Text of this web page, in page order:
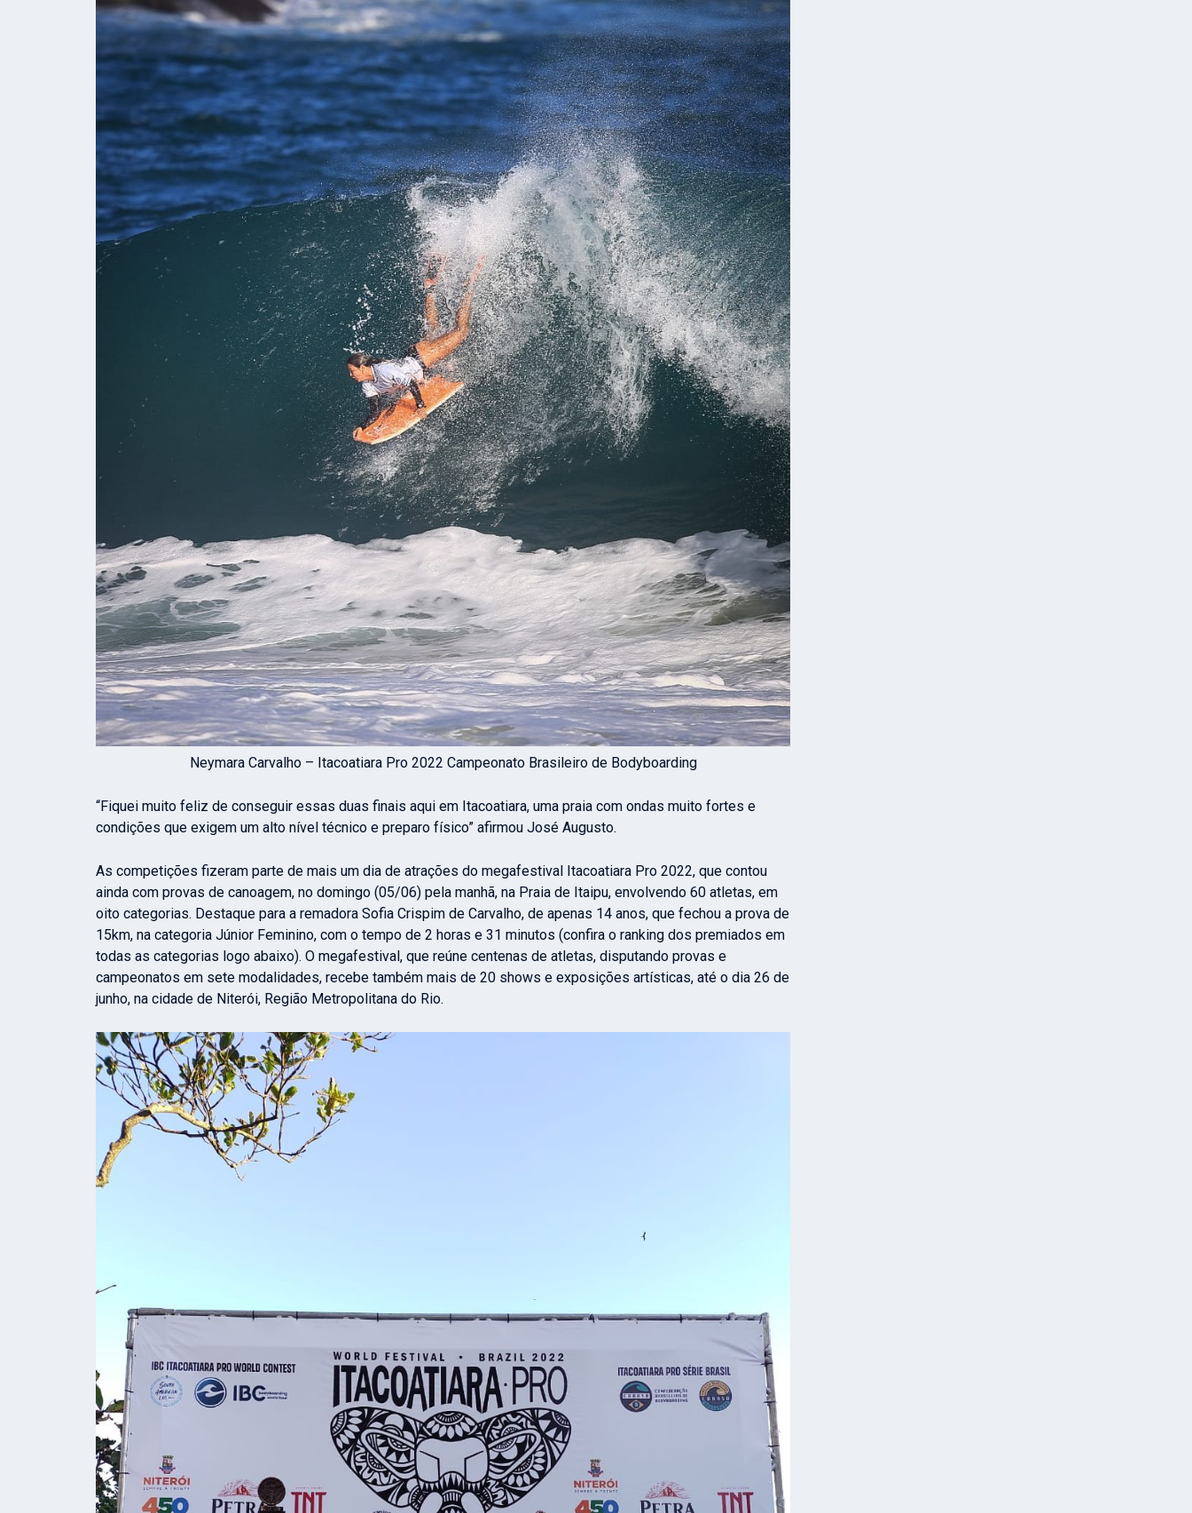
Neymara Carvalho – Itacoatiara Pro 2022 Campeonato Brasileiro de Bodyboarding
“Fiquei muito feliz de conseguir essas duas finais aqui em Itacoatiara, uma praia com ondas muito fortes e
condições que exigem um alto nível técnico e preparo físico” afirmou José Augusto.
As competições fizeram parte de mais um dia de atrações do megafestival Itacoatiara Pro 2022, que contou
ainda com provas de canoagem, no domingo (05/06) pela manhã, na Praia de Itaipu, envolvendo 60 atletas, em
oito categorias. Destaque para a remadora Sofia Crispim de Carvalho, de apenas 14 anos, que fechou a prova de
15km, na categoria Júnior Feminino, com o tempo de 2 horas e 31 minutos (confira o ranking dos premiados em
todas as categorias logo abaixo). O megafestival, que reúne centenas de atletas, disputando provas e
campeonatos em sete modalidades, recebe também mais de 20 shows e exposições artísticas, até o dia 26 de
junho, na cidade de Niterói, Região Metropolitana do Rio.